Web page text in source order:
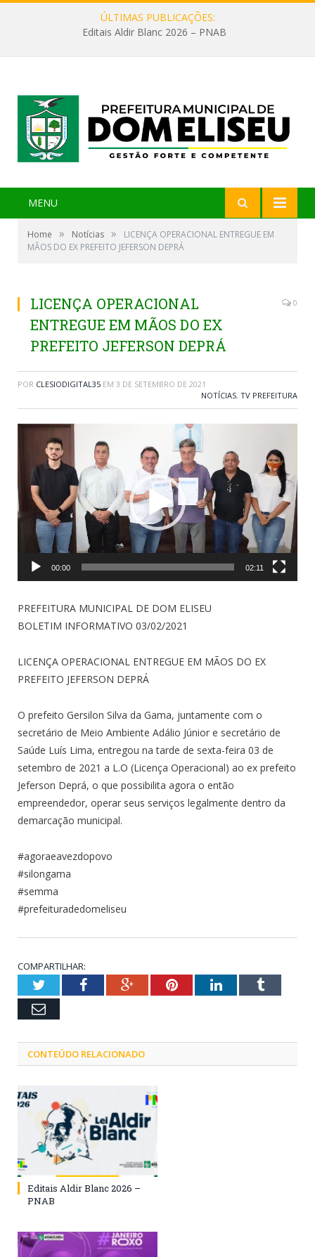
ÚLTIMAS PUBLICAÇÕES:
Editais Aldir Blanc 2026 – PNAB
MENU
Home » Notícias »
LICENÇA OPERACIONAL ENTREGUE EM
MÃOS DO EX PREFEITO JEFERSON DEPRÁ
LICENÇA OPERACIONAL
ENTREGUE EM MÃOS DO EX
PREFEITO JEFERSON DEPRÁ
0
POR CLESIODIGITAL35 EM 3 DE SETEMBRO DE 2021
NOTÍCIAS, TV PREFEITURA
Tocador
vídeo
00:00 02:11
PREFEITURA MUNICIPAL DE DOM ELISEU
BOLETIM INFORMATIVO 03/02/2021
LICENÇA OPERACIONAL ENTREGUE EM MÃOS DO EX
PREFEITO JEFERSON DEPRÁ
O prefeito Gersilon Silva da Gama, juntamente com o
secretário de Meio Ambiente Adálio Júnior e secretário de
Saúde Luís Lima, entregou na tarde de sexta-feira 03 de
setembro de 2021 a L.O (Licença Operacional) ao ex prefeito
Jeferson Deprá, o que possibilita agora o então
empreendedor, operar seus serviços legalmente dentro da
demarcação municipal.
#agoraeavezdopovo
#silongama
#semma
#prefeituradedomeliseu
COMPARTILHAR:
TwitterFacebookGoogle+PinterestLinkedInTumblr
Email
CONTEÚDO RELACIONADO
Editais Aldir Blanc 2026 –
PNAB